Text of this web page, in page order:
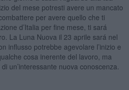
del mese potresti avere un mancato
per avere quello che ti
d’Italia per fine mese, ti sará
La Luna Nuova il 23 aprile sará nel
influsso potrebbe agevolare l’inizio e
cosa inerente del lavoro, ma
un’interessante nuova conoscenza.